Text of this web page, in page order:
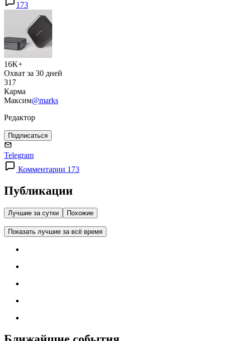
173
16K+
Охват за 30 дней
317
Карма
Максим@marks
Редактор
Подписаться
Telegram
Комментарии 173
Публикации
Лучшие за сутки Похожие
Показать лучшие за всё время